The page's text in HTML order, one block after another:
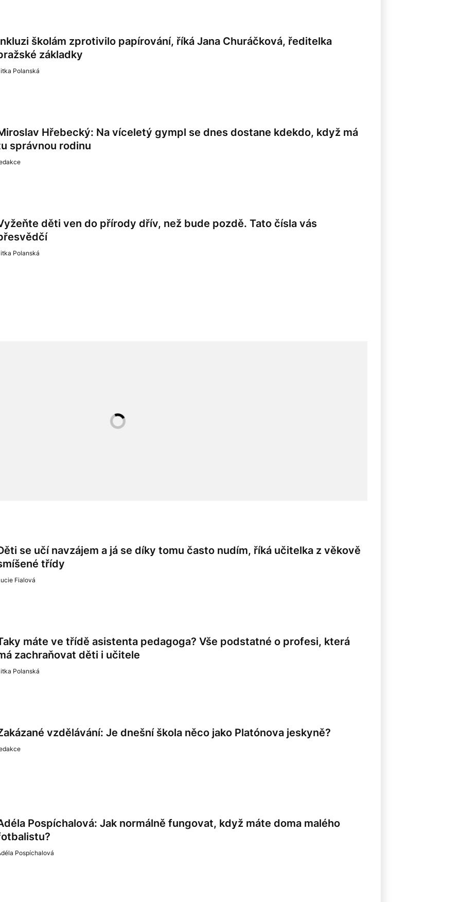
školám zprotivilo papírování, říká Jana Churáčková, ředitelka
základky
Polanská
Hřebecký: Na víceletý gympl se dnes dostane kdekdo, když má
správnou rodinu
děti ven do přírody dřív, než bude pozdě. Tato čísla vás
Polanská
se učí navzájem a já se díky tomu často nudím, říká učitelka z věkově
třídy
Fialová
máte ve třídě asistenta pedagoga? Vše podstatné o profesi, která
zachraňovat děti i učitele
Polanská
vzdělávání: Je dnešní škola něco jako Platónova jeskyně?
Pospíchalová: Jak normálně fungovat, když máte doma malého
Pospíchalová